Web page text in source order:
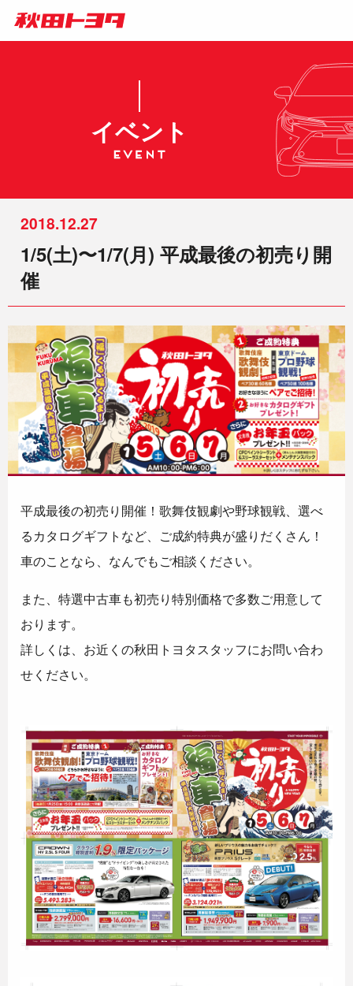
イベント
2018.12.27
1/5(土)〜1/7(月) 平成最後の初売り開
催
平成最後の初売り開催！歌舞伎観劇や野球観戦、選べ
るカタログギフトなど、ご成約特典が盛りだくさん！
車のことなら、なんでもご相談ください。
また、特選中古車も初売り特別価格で多数ご用意して
おります。
詳しくは、お近くの秋田トヨタスタッフにお問い合わ
せください。